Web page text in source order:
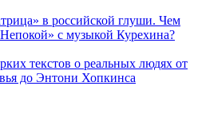
в российской глуши. Чем
с музыкой Курехина?
текстов о реальных людях от
до Энтони Хопкинса